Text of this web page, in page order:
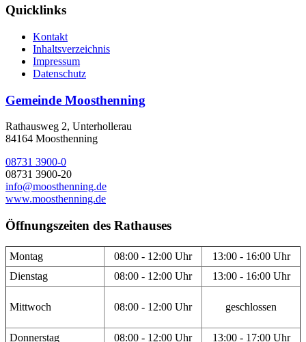
Quicklinks
Kontakt
Inhaltsverzeichnis
Impressum
Datenschutz
Gemeinde Moosthenning
Rathausweg 2, Unterhollerau
84164 Moosthenning
08731 3900-0
08731 3900-20
info@moosthenning.de
www.moosthenning.de
Öffnungszeiten des Rathauses
Montag 08:00 - 12:00 Uhr
13:00 - 16:00 Uhr
Dienstag
08:00 - 12:00 Uhr 13:00 - 16:00 Uhr
Mittwoch 08:00 - 12:00 Uhr geschlossen
Donnerstag 08:00 - 12:00 Uhr
13:00 - 17:00 Uhr